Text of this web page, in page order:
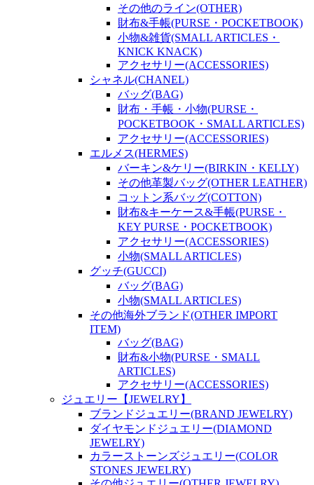
その他のライン(OTHER)
財布&手帳(PURSE・POCKETBOOK)
小物&雑貨(SMALL ARTICLES・
KNICK KNACK)
アクセサリー(ACCESSORIES)
シャネル(CHANEL)
バッグ(BAG)
財布・手帳・小物(PURSE・
POCKETBOOK・SMALL ARTICLES)
アクセサリー(ACCESSORIES)
エルメス(HERMES)
バーキン&ケリー(BIRKIN・KELLY)
その他革製バッグ(OTHER LEATHER)
コットン系バッグ(COTTON)
財布&キーケース&手帳(PURSE・
KEY PURSE・POCKETBOOK)
アクセサリー(ACCESSORIES)
小物(SMALL ARTICLES)
グッチ(GUCCI)
バッグ(BAG)
小物(SMALL ARTICLES)
その他海外ブランド(OTHER IMPORT
ITEM)
バッグ(BAG)
財布&小物(PURSE・SMALL
ARTICLES)
アクセサリー(ACCESSORIES)
ジュエリー【JEWELRY】
ブランドジュエリー(BRAND JEWELRY)
ダイヤモンドジュエリー(DIAMOND
JEWELRY)
カラーストーンズジュエリー(COLOR
STONES JEWELRY)